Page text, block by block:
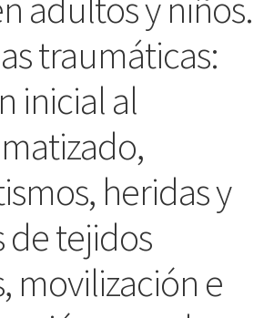
traumáticas:
inicial al
heridas y
de tejidos
movilización e